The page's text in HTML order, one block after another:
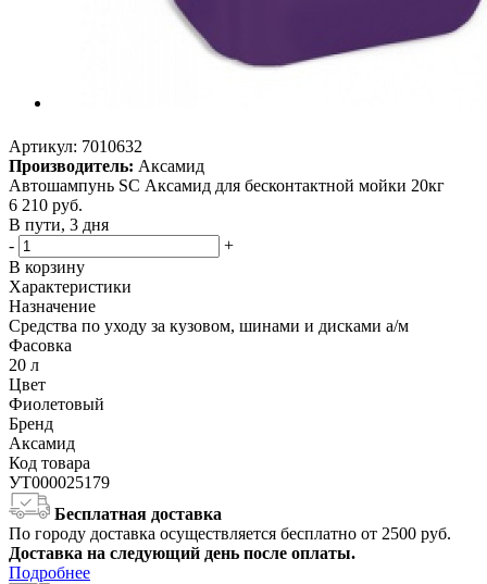
Артикул: 7010632
Производитель: Аксамид
Автошампунь SC Аксамид для бесконтактной мойки 20кг
6 210 руб.
В пути, 3 дня
-
+
В корзину
Характеристики
Назначение
Средства по уходу за кузовом, шинами и дисками а/м
Фасовка
20 л
Цвет
Фиолетовый
Бренд
Аксамид
Код товара
УТ000025179
Бесплатная доставка
По городу доставка осуществляется бесплатно от 2500 руб.
Доставка на следующий день после оплаты.
Подробнее